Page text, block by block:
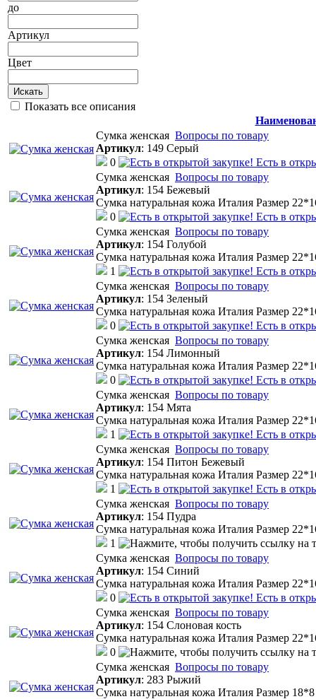
до
Артикул
Цвет
Искать
Показать все описания
Cумка женская Вопросы по товару
Артикул: 149 Серый
0
Есть в
Cумка женская Вопросы по товару
Артикул: 154 Бежевый
Сумка натуральная кожа Италия Размер
0
Есть в
Cумка женская Вопросы по товару
Артикул: 154 Голубой
Сумка натуральная кожа Италия Размер
1
Есть в
Cумка женская Вопросы по товару
Артикул: 154 Зеленый
Сумка натуральная кожа Италия Размер
0
Есть в
Cумка женская Вопросы по товару
Артикул: 154 Лимонный
Сумка натуральная кожа Италия Размер
0
Есть в
Cумка женская Вопросы по товару
Артикул: 154 Мята
Сумка натуральная кожа Италия Размер
1
Есть в
Cумка женская Вопросы по товару
Артикул: 154 Питон Бежевый
Сумка натуральная кожа Италия Размер
1
Есть в
Cумка женская Вопросы по товару
Артикул: 154 Пудра
Сумка натуральная кожа Италия Размер
1
Cумка женская Вопросы по товару
Артикул: 154 Синий
Сумка натуральная кожа Италия Размер
0
Есть в
Cумка женская Вопросы по товару
Артикул: 154 Слоновая кость
Сумка натуральная кожа Италия Размер
0
Cумка женская Вопросы по товару
Артикул: 283 Рыжий
Сумка натуральная кожа Италия Размер